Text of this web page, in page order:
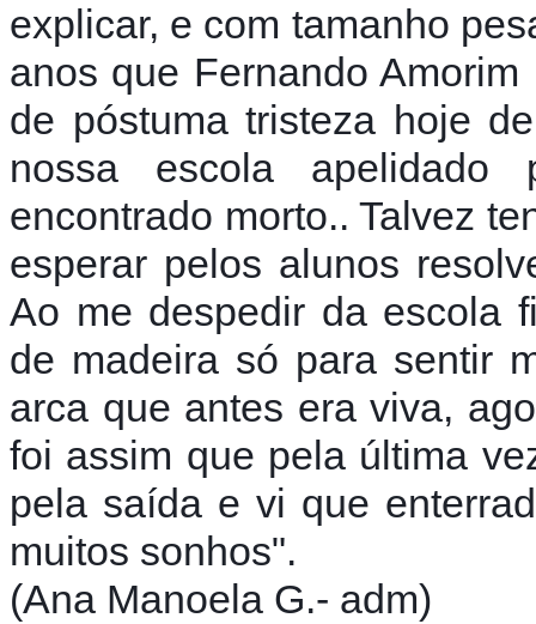
explicar, e com tamanho
anos que Fernando
de póstuma tristeza hoje
nossa escola
encontrado morto.. Talvez
esperar pelos alunos resolv
Ao me despedir da escola
de madeira só para sentir
arca que antes era viva,
foi assim que pela última
pela saída e vi que
muitos sonhos".
(Ana Manoela G.- adm)